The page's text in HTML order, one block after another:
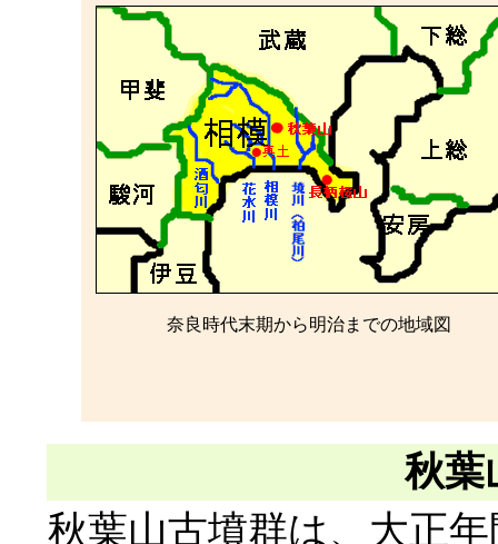
奈良時代末期から明治までの地域図
秋葉
秋葉山古墳群は、大正